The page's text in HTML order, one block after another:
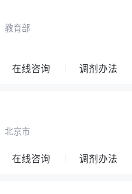
教育部
在线咨询 调剂办法
北京市
在线咨询 调剂办法